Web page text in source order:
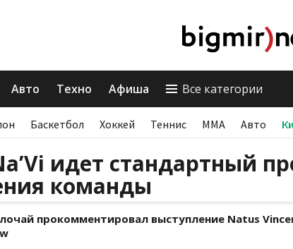
Авто Техно Афиша Все категории
Баскетбол Хоккей Теннис ММА Авто
идет стандартный
команды
прокомментировал выступление Natus